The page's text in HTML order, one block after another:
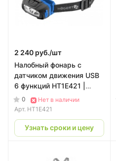
2 240 руб./шт
Налобный фонарь с
датчиком движения USB
6 функций HT1E421 |
HOEGERT
0
Нет в наличии
Арт. HT1E421
Узнать сроки и цену